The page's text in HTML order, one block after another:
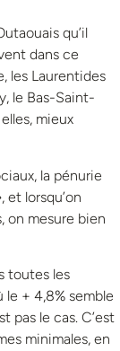
qu’il
dans ce
les Laurentides
le Bas-Saint-
mieux
la pénurie
et lorsqu’on
on mesure bien
toutes les
le + 4,8% semble
pas le cas. C’est
minimales, en